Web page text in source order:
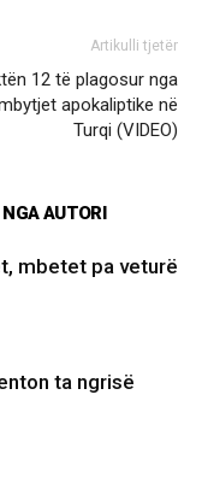
Artikulli tjetër
12 të plagosur nga
apokaliptike në
Turqi (VIDEO)
AUTORI
mbetet pa veturë
ta ngrisë